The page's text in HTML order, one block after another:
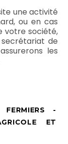
une activité
ou en cas
votre société,
de
les
FERMIERS -
ET